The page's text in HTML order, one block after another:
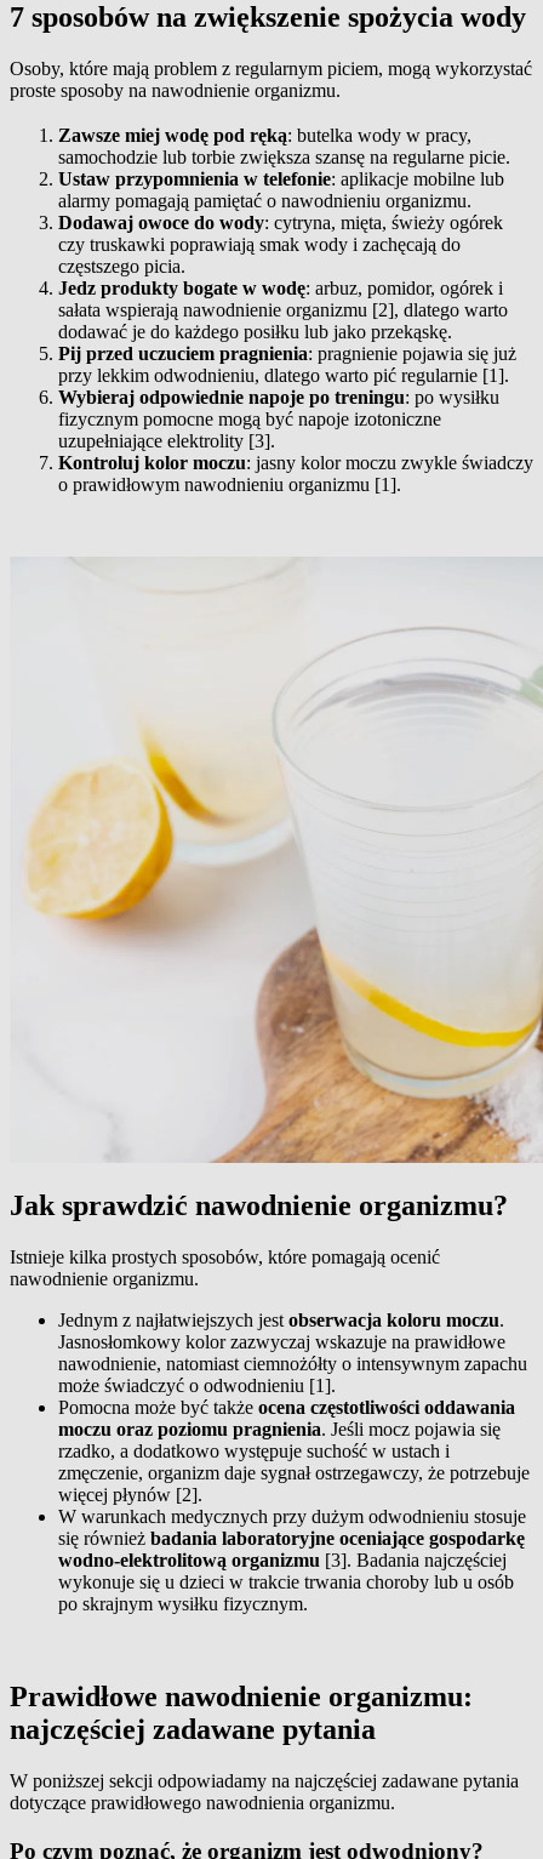
7 sposobów na zwiększenie spożycia wody
Osoby, które mają problem z regularnym piciem, mogą wykorzystać
proste sposoby na nawodnienie organizmu.
Zawsze miej wodę pod ręką: butelka wody w pracy,
samochodzie lub torbie zwiększa szansę na regularne picie.
Ustaw przypomnienia w telefonie: aplikacje mobilne lub
alarmy pomagają pamiętać o nawodnieniu organizmu.
Dodawaj owoce do wody: cytryna, mięta, świeży ogórek
czy truskawki poprawiają smak wody i zachęcają do
częstszego picia.
Jedz produkty bogate w wodę: arbuz, pomidor, ogórek i
sałata wspierają nawodnienie organizmu [2], dlatego warto
dodawać je do każdego posiłku lub jako przekąskę.
Pij przed uczuciem pragnienia: pragnienie pojawia się już
przy lekkim odwodnieniu, dlatego warto pić regularnie [1].
Wybieraj odpowiednie napoje po treningu: po wysiłku
fizycznym pomocne mogą być napoje izotoniczne
uzupełniające elektrolity [3].
Kontroluj kolor moczu: jasny kolor moczu zwykle świadczy
o prawidłowym nawodnieniu organizmu [1].
Jak sprawdzić nawodnienie organizmu?
Istnieje kilka prostych sposobów, które pomagają ocenić
nawodnienie organizmu.
Jednym z najłatwiejszych jest obserwacja koloru moczu.
Jasnosłomkowy kolor zazwyczaj wskazuje na prawidłowe
nawodnienie, natomiast ciemnożółty o intensywnym zapachu
może świadczyć o odwodnieniu [1].
Pomocna może być także ocena częstotliwości oddawania
moczu oraz poziomu pragnienia. Jeśli mocz pojawia się
rzadko, a dodatkowo występuje suchość w ustach i
zmęczenie, organizm daje sygnał ostrzegawczy, że potrzebuje
więcej płynów [2].
W warunkach medycznych przy dużym odwodnieniu stosuje
się również badania laboratoryjne oceniające gospodarkę
wodno-elektrolitową organizmu [3]. Badania najczęściej
wykonuje się u dzieci w trakcie trwania choroby lub u osób
po skrajnym wysiłku fizycznym.
Prawidłowe nawodnienie organizmu:
najczęściej zadawane pytania
W poniższej sekcji odpowiadamy na najczęściej zadawane pytania
dotyczące prawidłowego nawodnienia organizmu.
Po czym poznać, że organizm jest odwodniony?